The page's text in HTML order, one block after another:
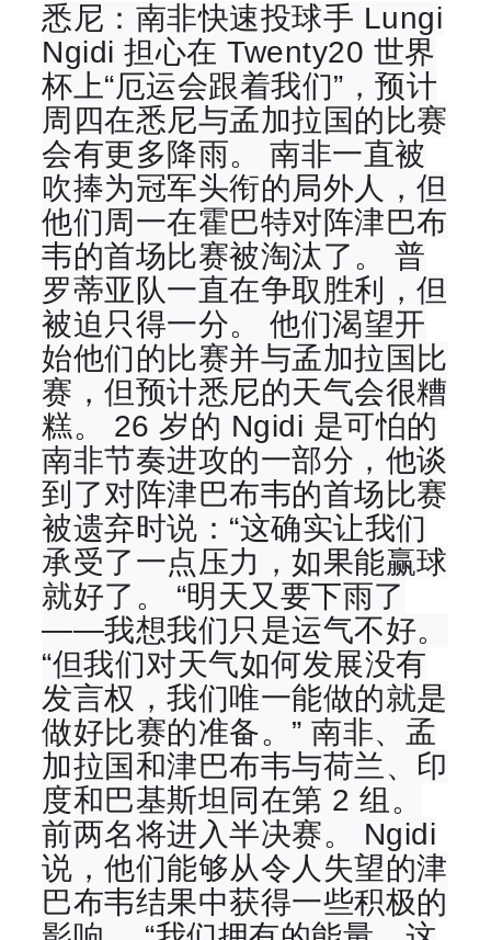
悉尼：南非快速投球手 Lungi
Ngidi 担心在 Twenty20 世界
杯上“厄运会跟着我们”，预计
周四在悉尼与孟加拉国的比赛
会有更多降雨。 南非一直被
吹捧为冠军头衔的局外人，但
他们周一在霍巴特对阵津巴布
韦的首场比赛被淘汰了。 普
罗蒂亚队一直在争取胜利，但
被迫只得一分。 他们渴望开
始他们的比赛并与孟加拉国比
赛，但预计悉尼的天气会很糟
糕。 26 岁的 Ngidi 是可怕的
南非节奏进攻的一部分，他谈
到了对阵津巴布韦的首场比赛
被遗弃时说：“这确实让我们
承受了一点压力，如果能赢球
就好了。 “明天又要下雨了
——我想我们只是运气不好。
“但我们对天气如何发展没有
发言权，我们唯一能做的就是
做好比赛的准备。” 南非、孟
加拉国和津巴布韦与荷兰、印
度和巴基斯坦同在第 2 组。
前两名将进入半决赛。 Ngidi
说，他们能够从令人失望的津
巴布韦结果中获得一些积极的